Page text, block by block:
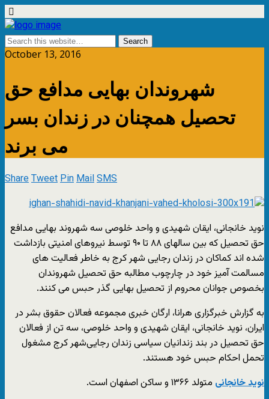
October 13, 2016
شهروندان بهایی مدافع حق
تحصیل همچنان در زندان بسر
می برند
ShareTweetPinMailSMS
نوید خانجانی، ایقان شهیدی و واحد خلوصی سه شهروند بهایی مدافع
حق تحصیل که بین سالهای ۸۸ تا ۹۰ توسط نیروهای امنیتی بازداشت
شده اند کماکان در زندان رجایی شهر کرج به خاطر فعالیت های
مسالمت آمیز خود در چارچوب مطالبه حق تحصیل شهروندان
بخصوص جوانان محروم از تحصیل بهایی گذر حبس می کنند.
به گزارش خبرگزاری هرانا، ارگان خبری مجموعه فعالان حقوق بشر در
ایران، نوید خانجانی، ایقان شهیدی و واحد خلوصی، سه تن از فعالان
حق تحصیل در بند زندانیان سیاسی زندان رجایی‌شهر کرج مشغول
تحمل احکام حبس خود هستند.
نوید خانجانی متولد ۱۳۶۶ و ساکن اصفهان است.